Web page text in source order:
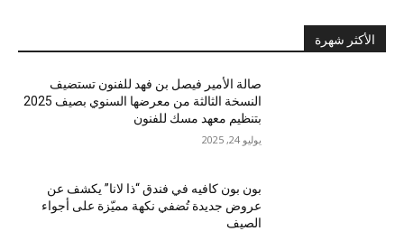
الأكثر شهرة
صالة الأمير فيصل بن فهد للفنون تستضيف
النسخة الثالثة من معرضها السنوي بصيف 2025
بتنظيم معهد مسك للفنون
يوليو 24, 2025
بون بون كافيه في فندق “ذا لانا” يكشف عن
عروض جديدة تُضفي نكهة مميّزة على أجواء
الصيف